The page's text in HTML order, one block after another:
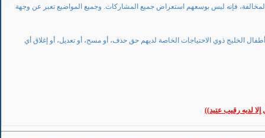
فإنه ليس بوسعهم استعراض جميع المشاركات. وجميع المواضيع تعبر عن وجهة
الخليج ذوي الاحتياجات الخاصة لديهم حق حذف، أو مسح، أو تعديل، أو إغلاق أي
لديه رقيب عتيد))